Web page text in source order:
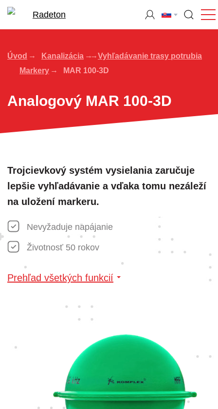
Úvod Kanalizácia
Vyhľadávanie trasy potrubia
Markery
MAR 100-3D
Analogový MAR 100-3D
Trojcievkový systém vysielania zaručuje
lepšie vyhľadávanie a vďaka tomu nezáleží
na uložení markeru.
Nevyžaduje napájanie
Životnosť 50 rokov
Prehľad všetkých funkcií